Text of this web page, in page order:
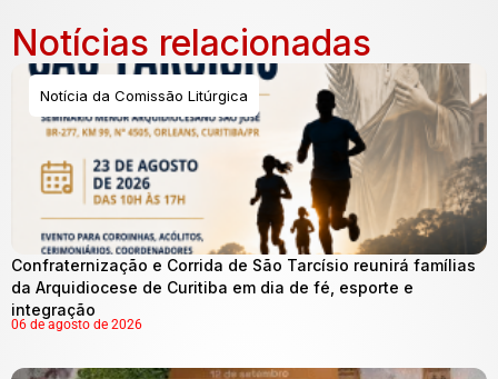
Notícias relacionadas
Notícia da Comissão Litúrgica
Confraternização e Corrida de São Tarcísio reunirá famílias
da Arquidiocese de Curitiba em dia de fé, esporte e
integração
06 de agosto de 2026